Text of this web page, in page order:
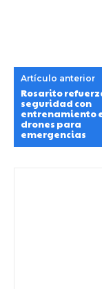
Artículo anterior
Rosarito
seguridad con
entrenamiento
drones para
emergencias